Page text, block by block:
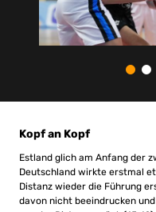
Kopf an Kopf
Estland glich am Anfang der
Deutschland wirkte erstmal
Distanz wieder die Führung
davon nicht beeindrucken